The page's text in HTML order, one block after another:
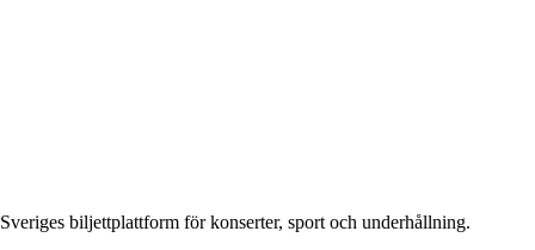
Sveriges biljettplattform för konserter, sport och underhållning.